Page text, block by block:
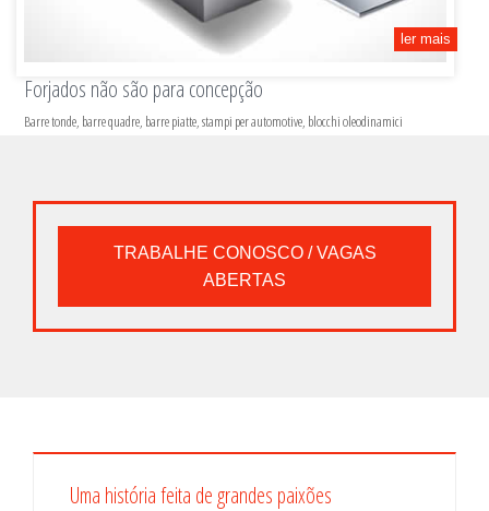
ler mais
Forjados não são para concepção
Barre tonde, barre quadre, barre piatte, stampi per automotive, blocchi oleodinamici
TRABALHE CONOSCO / VAGAS
ABERTAS
Uma história feita de grandes paixões